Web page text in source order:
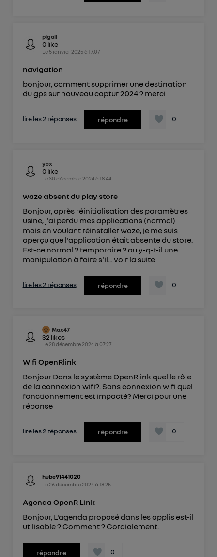
pigall
0 like
Le 5 janvier 2025à 17:07
navigation
bonjour, comment supprimer une destination
du gps sur nouveau captur 2024 ? merci
lire les 2 réponses répondre 0
ycx
0 like
Le 30 décembre 2024à 18:44
waze absent du play store
Bonjour, après réinitialisation des paramètres
usine, j'ai perdu mes applications (normal)
mais en voulant réinstaller waze, je me suis
aperçu que l'application était absente du store.
Est-ce normal ? temporaire ? ou y-q-t-il une
manipulation à faire s'il...voir la suite
lire les 2 réponses répondre 0
Max47
32 likes
Le 28 décembre 2024à 07:27
Wifi OpenRlink
Bonjour Dans le système OpenRlink quel le rôle
de la connexion wifi?. Sans connexion wifi quel
fonctionnement est impacté? Merci pour une
réponse
lire les 2 réponses répondre 0
hube91441020
Le 26 décembre 2024à 18:25
Agenda OpenR Link
Bonjour, L'agenda proposé dans les applis est-il
utilisable ? Comment ? Cordialement.
répondre 0